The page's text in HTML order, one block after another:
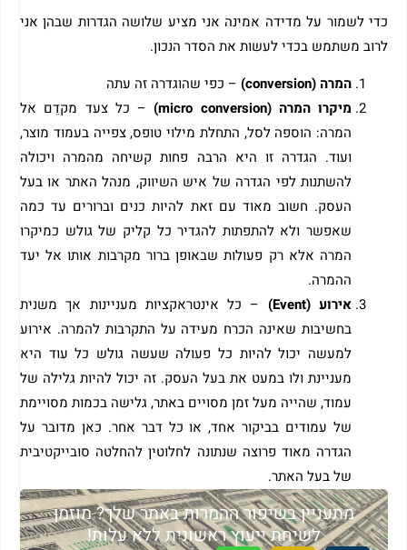
כדי לשמור על מדידה אמינה אני מציע שלושה הגדרות שבהן אני
לרוב משתמש בכדי לעשות את הסדר הנכון.
המרה (conversion)
– כפי שהוגדרה זה עתה
מיקרו המרה (micro conversion)
– כל צעד מקדֵם אל
המרה: הוספה לסל, התחלת מילוי טופס, צפייה בעמוד מוצר,
ועוד. הגדרה זו היא הרבה פחות קשיחה מהמרה ויכולה
להשתנות לפי הגדרה של איש השיווק, מנהל האתר או בעל
העסק. חשוב מאוד עם זאת להיות כנים וברורים עד כמה
שאפשר ולא להתפתות להגדיר כל קליק של גולש כמיקרו
המרה אלא רק פעולות שבאופן ברור מקרבות אותו אל יעד
ההמרה.
אירוע (Event)
– כל אינטראקציות מעניינות אך משנית
בחשיבות שאינה הכרח מעידה על התקרבות להמרה. אירוע
למעשה יכול להיות כל פעולה שעשה גולש כל עוד היא
מעניינת ולו במעט את בעל העסק. זה יכול להיות גלילה של
עמוד, שהייה מעל זמן מסויים באתר, גלישה בכמות מסויימת
של עמודים בביקור אחד, או כל דבר אחר. כאן מדובר על
הגדרה מאוד פרוצה שנתונה לחלוטין להחלטה סובייקטיבית
של בעל האתר.
מתעניין בשיפור ההמרות באתר שלך? מוזמן
לשיחת ייעוץ ראשונית ללא עלות!